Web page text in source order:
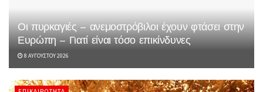
Οι πυρκαγιές – ανεμοστρόβιλοι έχουν φτάσει στην
Ευρώπη – Γιατί είναι τόσο επικίνδυνες
8 ΑΥΓΟΎΣΤΟΥ 2026